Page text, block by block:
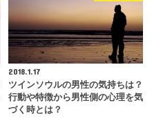
2018.1.17
ツインソウルの男性の気持ちは？
行動や特徴から男性側の心理を気
づく時とは？